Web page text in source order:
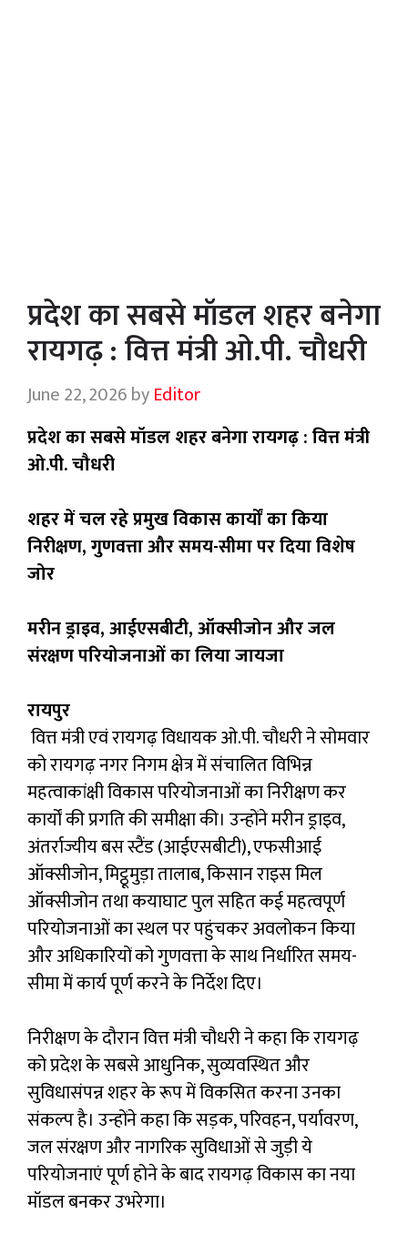
प्रदेश का सबसे मॉडल शहर बनेगा
रायगढ़ : वित्त मंत्री ओ.पी. चौधरी
June 22, 2026byEditor
प्रदेश का सबसे मॉडल शहर बनेगा रायगढ़ : वित्त मंत्री
ओ.पी. चौधरी
शहर में चल रहे प्रमुख विकास कार्यों का किया
निरीक्षण, गुणवत्ता और समय-सीमा पर दिया विशेष
जोर
मरीन ड्राइव, आईएसबीटी, ऑक्सीजोन और जल
संरक्षण परियोजनाओं का लिया जायजा
रायपुर
वित्त मंत्री एवं रायगढ़ विधायक ओ.पी. चौधरी ने सोमवार
को रायगढ़ नगर निगम क्षेत्र में संचालित विभिन्न
महत्वाकांक्षी विकास परियोजनाओं का निरीक्षण कर
कार्यों की प्रगति की समीक्षा की। उन्होंने मरीन ड्राइव,
अंतर्राज्यीय बस स्टैंड (आईएसबीटी), एफसीआई
ऑक्सीजोन, मिट्ठूमुड़ा तालाब, किसान राइस मिल
ऑक्सीजोन तथा कयाघाट पुल सहित कई महत्वपूर्ण
परियोजनाओं का स्थल पर पहुंचकर अवलोकन किया
और अधिकारियों को गुणवत्ता के साथ निर्धारित समय-
सीमा में कार्य पूर्ण करने के निर्देश दिए।
निरीक्षण के दौरान वित्त मंत्री चौधरी ने कहा कि रायगढ़
को प्रदेश के सबसे आधुनिक, सुव्यवस्थित और
सुविधासंपन्न शहर के रूप में विकसित करना उनका
संकल्प है। उन्होंने कहा कि सड़क, परिवहन, पर्यावरण,
जल संरक्षण और नागरिक सुविधाओं से जुड़ी ये
परियोजनाएं पूर्ण होने के बाद रायगढ़ विकास का नया
मॉडल बनकर उभरेगा।